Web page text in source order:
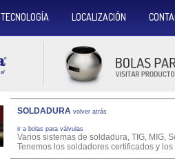
TECNOLOGÍA LOCALIZACIÓN
SOLDADURA volver atrás
ir a bolas para válvulas
Varios sistemas de soldadura, TIG, MIG,
Tenemos los soldadores certificados y